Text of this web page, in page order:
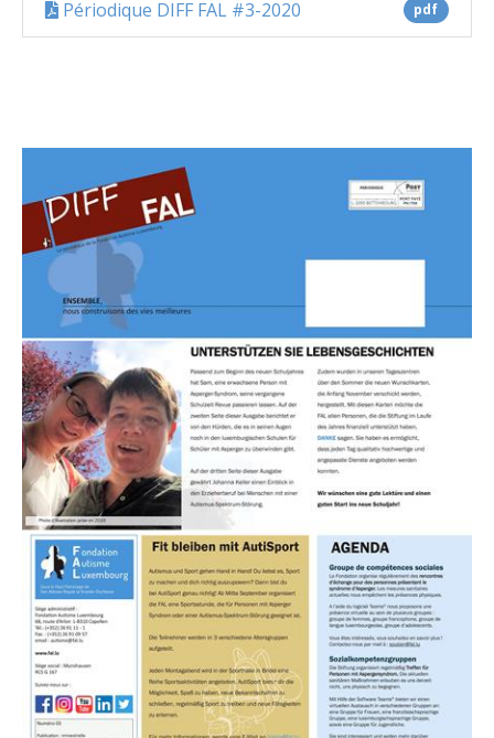
pdf
Périodique DIFF FAL #3-2020